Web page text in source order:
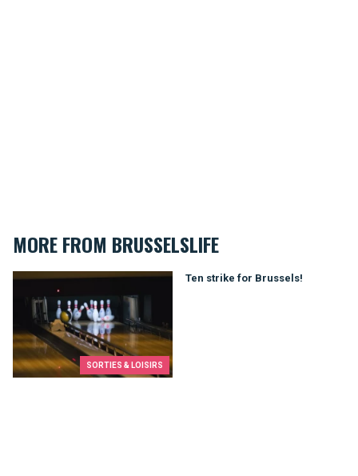
MORE FROM BRUSSELSLIFE
SORTIES & LOISIRS
Ten strike for Brussels!
Ten strike for Brussels!